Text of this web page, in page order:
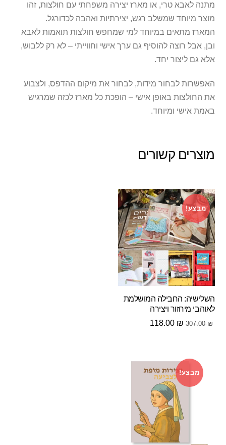
מתנה לאבא טרי, או מארז יצירה משפחתי עם חולצות, זהו
מוצר מיוחד שמשלב רגש, יצירתיות ואהבה לכדורגל.
המארז מתאים במיוחד למי שמחפש חולצות תואמות לאבא
ובן, אבל רוצה להוסיף גם ערך אישי וחווייתי – לא רק ללבוש,
אלא גם ליצור יחד.
האפשרות לבחור מידות, לבחור את מיקום ההדפס, ולצבוע
את החולצות באופן אישי – הופכת כל מארז לכזה שמרגיש
באמת אישי ומיוחד.
מוצרים קשורים
מבצע!
השלישיה: החבילה המושלמת
לאוהבי מיחזור ויצירה
307.00₪
המחיר
307.00 ₪.
118.00 ₪
מבצע!